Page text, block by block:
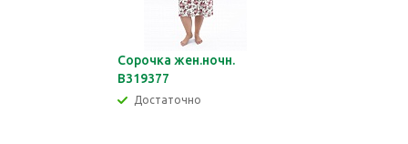
Сорочка жен.ночн.
В319377
Достаточно